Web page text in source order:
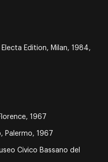
Edition, Milan, 1984,
1967
Palermo, 1967
Civico Bassano del